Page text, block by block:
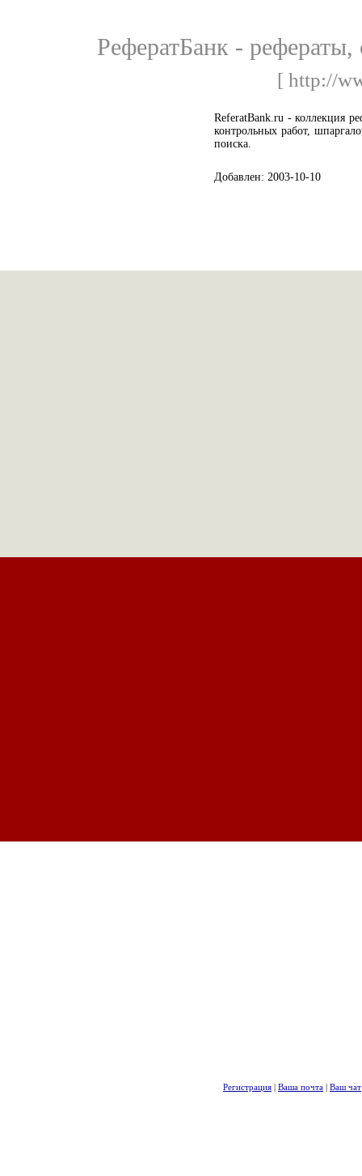
РефератБанк -
[ http://
ReferatBank.ru - коллекция
контрольных работ,
поиска.
Добавлен: 2003-10-10
Регистрация | Ваша почта | Ваш чат